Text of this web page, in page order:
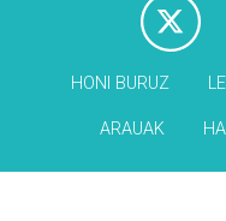
HONI BURUZ
ARAUAK